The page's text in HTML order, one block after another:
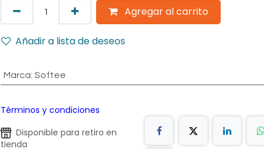
Agregar al carrito
Añadir a lista de deseos
Marca: Softee
Términos y condiciones
Disponible para retiro en
tienda